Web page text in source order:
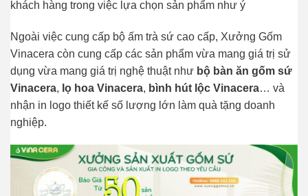
khách hàng trong việc lựa chọn sản phẩm như ý
Ngoài việc cung cấp bộ ấm trà sứ cao cấp, Xưởng Gốm
Vinacera còn cung cấp các sản phẩm vừa mang giá trị sử
dụng vừa mang giá trị nghệ thuật như bộ bàn ăn gốm sứ
Vinacera, lọ hoa Vinacera, bình hút lộc Vinacera… và
nhận in logo thiết kế số lượng lớn làm quà tặng doanh
nghiệp.